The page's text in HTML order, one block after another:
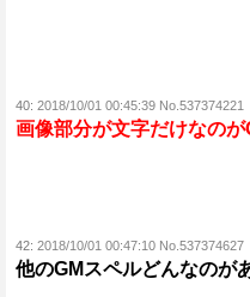
40: 2018/10/01 00:45:39 No.537374221
画像部分が文字だけなの
42: 2018/10/01 00:47:10 No.537374627
他のGMスペルどんなのが